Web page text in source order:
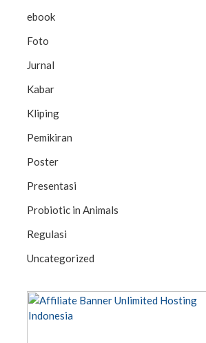
ebook
Foto
Jurnal
Kabar
Kliping
Pemikiran
Poster
Presentasi
Probiotic in Animals
Regulasi
Uncategorized